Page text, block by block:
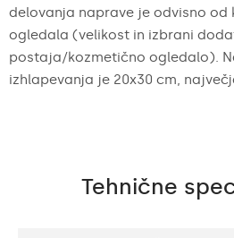
delovanja naprave je odvisno od
ogledala (velikost in izbrani
postaja/kozmetično ogledalo).
izhlapevanja je 20x30 cm,
Tehnične